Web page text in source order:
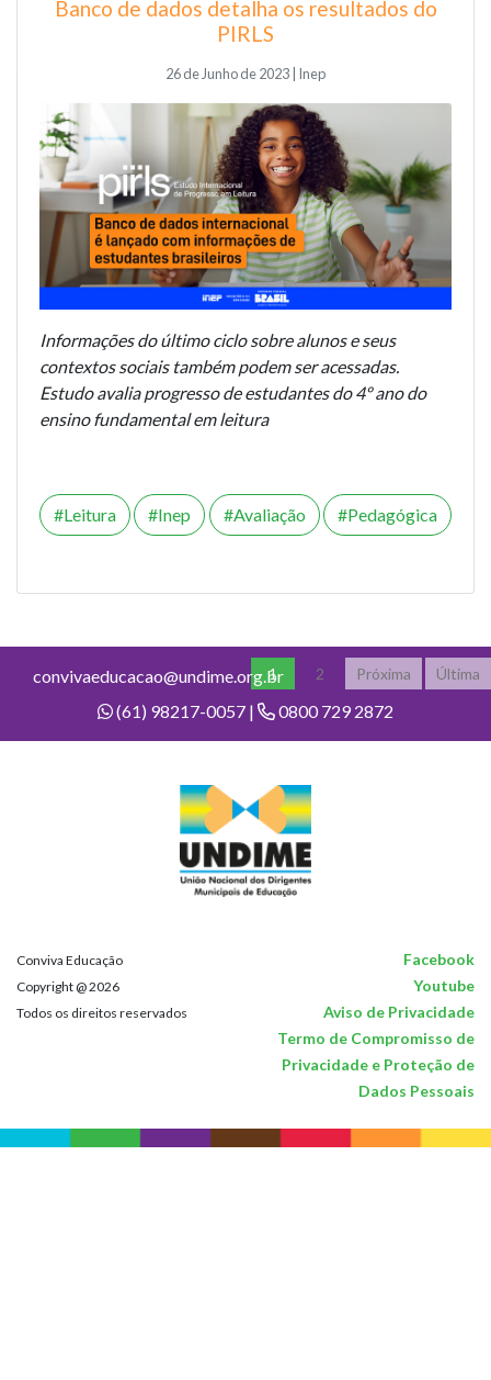
Banco de dados detalha os resultados do
PIRLS
26 de Junho de 2023 | Inep
Informações do último ciclo sobre alunos e seus
contextos sociais também podem ser acessadas.
Estudo avalia progresso de estudantes do 4º ano do
ensino fundamental em leitura
Leitura Inep Avaliação Pedagógica
1 2 Próxima Última
convivaeducacao@undime.org.br
(61) 98217-0057 |
0800 729 2872
Conviva Educação Facebook
Copyright @ 2026 Youtube
Todos os direitos reservados
Aviso de Privacidade
Termo de Compromisso de
Privacidade e Proteção de
Dados Pessoais